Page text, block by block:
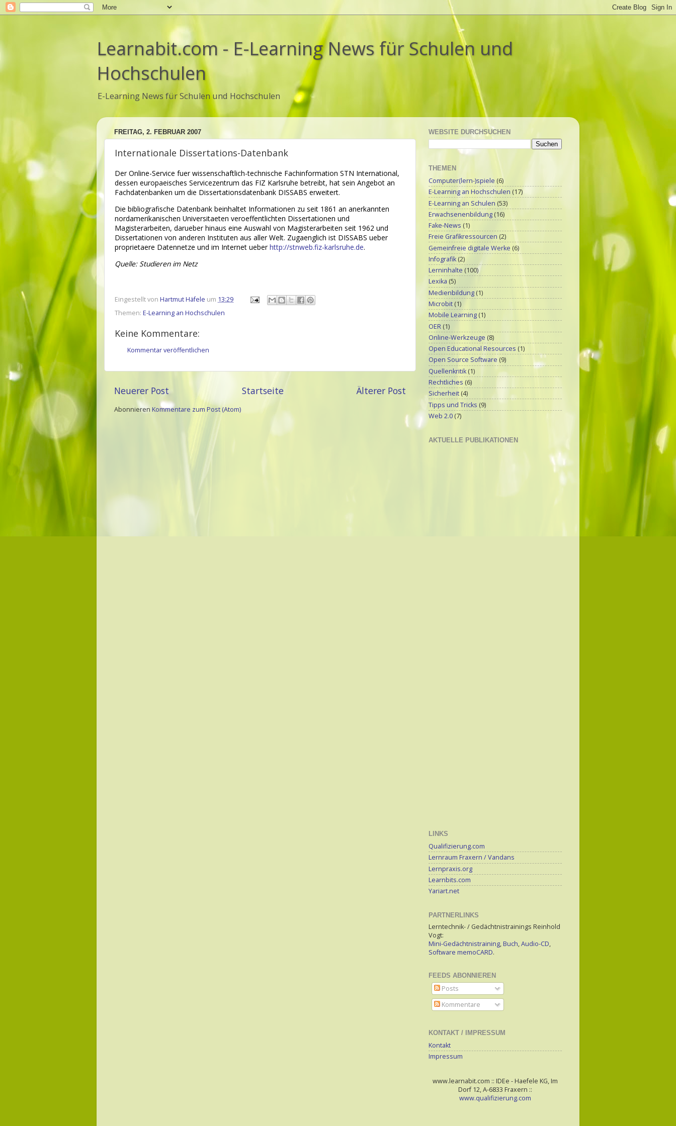
Learnabit.com - E-Learning News für Schulen und
Hochschulen
E-Learning News für Schulen und Hochschulen
FREITAG, 2. FEBRUAR 2007
Internationale Dissertations-Datenbank
Der Online-Service fuer wissenschaftlich-technische Fachinformation STN International,
dessen europaeisches Servicezentrum das FIZ Karlsruhe betreibt, hat sein Angebot an
Fachdatenbanken um die Dissertationsdatenbank DISSABS erweitert.
Die bibliografische Datenbank beinhaltet Informationen zu seit 1861 an anerkannten
nordamerikanischen Universitaeten veroeffentlichten Dissertationen und
Magisterarbeiten, darueber hinaus eine Auswahl von Magisterarbeiten seit 1962 und
Dissertationen von anderen Instituten aus aller Welt. Zugaenglich ist DISSABS ueber
proprietaere Datennetze und im Internet ueber http://stnweb.fiz-karlsruhe.de.
Quelle: Studieren im Netz
Eingestellt von Hartmut Häfele um 13:29
Themen: E-Learning an Hochschulen
Keine Kommentare:
Kommentar veröffentlichen
Neuerer Post Älterer Post
Startseite
Abonnieren Kommentare zum Post (Atom)
WEBSITE DURCHSUCHEN
THEMEN
Computer(lern-)spiele (6)
E-Learning an Hochschulen (17)
E-Learning an Schulen (53)
Erwachsenenbildung (16)
Fake-News (1)
Freie Grafikressourcen (2)
Gemeinfreie digitale Werke (6)
Infografik (2)
Lerninhalte (100)
Lexika (5)
Medienbildung (1)
Microbit (1)
Mobile Learning (1)
OER (1)
Online-Werkzeuge (8)
Open Educational Resources (1)
Open Source Software (9)
Quellenkritik (1)
Rechtliches (6)
Sicherheit (4)
Tipps und Tricks (9)
Web 2.0 (7)
AKTUELLE PUBLIKATIONEN
LINKS
Qualifizierung.com
Lernraum Fraxern / Vandans
Lernpraxis.org
Learnbits.com
Yariart.net
PARTNERLINKS
Lerntechnik- / Gedächtnistrainings Reinhold
Vogt:
Mini-Gedächtnistraining, Buch,Audio-CD,
Software memoCARD.
FEEDS ABONNIEREN
Posts
Kommentare
KONTAKT / IMPRESSUM
Kontakt
Impressum
www.learnabit.com :: IDEe - Haefele KG, Im
Dorf 12, A-6833 Fraxern ::
www.qualifizierung.com